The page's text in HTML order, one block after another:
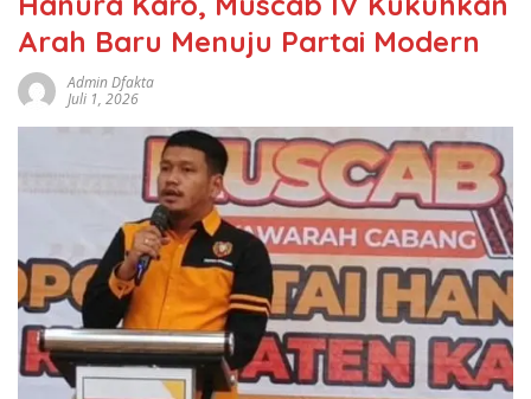
Arah Baru Menuju Partai Modern
Admin Dfakta
Juli 1, 2026